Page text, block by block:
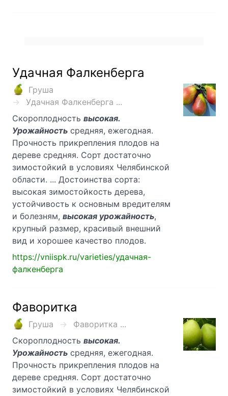
Удачная Фалкенберга
Груша
Удачная Фалкенберга ...
Скороплодность высокая.
Урожайность средняя, ежегодная.
Прочность прикрепления плодов на
дереве средняя. Сорт достаточно
зимостойкий в условиях Челябинской
области. ... Достоинства сорта:
высокая зимостойкость дерева,
устойчивость к основным вредителям
и болезням, высокая урожайность,
крупный размер, красивый внешний
вид и хорошее качество плодов.
https://vniispk.ru/varieties/удачная-
фалкенберга
Фаворитка
Груша
Фаворитка ...
Скороплодность высокая.
Урожайность средняя, ежегодная.
Прочность прикрепления плодов на
дереве средняя. Сорт достаточно
зимостойкий в условиях Челябинской